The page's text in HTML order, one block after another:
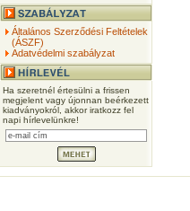
Általános Szerződési Feltételek
(ÁSZF)
Adatvédelmi szabályzat
Ha szeretnél értesülni a frissen
megjelent vagy újonnan beérkezett
kiadványokról, akkor iratkozz fel
napi hírlevelünkre!